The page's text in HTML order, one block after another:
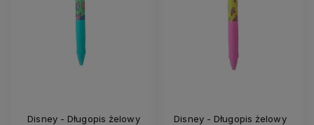
Disney - Długopis żelowy
Disney - Długopis żelowy